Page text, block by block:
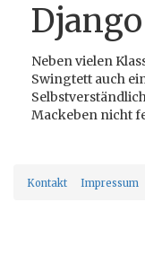
Neben vielen
Swingtett auch
Mackeben nicht
Kontakt Impressum